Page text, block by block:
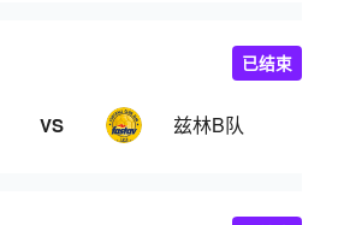
VS 兹林B队
已结束